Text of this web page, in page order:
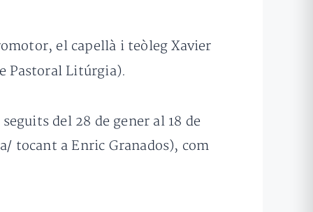
el capellà i teòleg Xavier
Pastoral Litúrgia).
del 28 de gener al 18 de
tocant a Enric Granados), com